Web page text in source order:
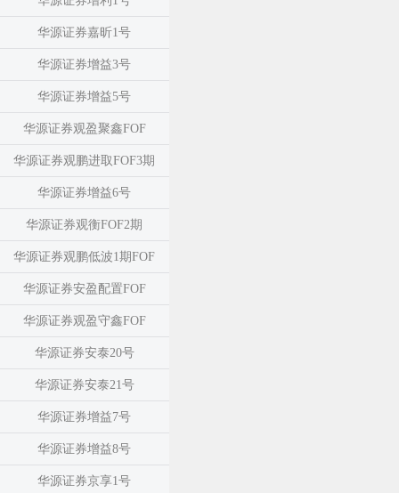
华源证券嘉昕1号
华源证券增益3号
华源证券增益5号
华源证券观盈聚鑫FOF
华源证券观鹏进取FOF3期
华源证券增益6号
华源证券观衡FOF2期
华源证券观鹏低波1期FOF
华源证券安盈配置FOF
华源证券观盈守鑫FOF
华源证券安泰20号
华源证券安泰21号
华源证券增益7号
华源证券增益8号
华源证券京享1号